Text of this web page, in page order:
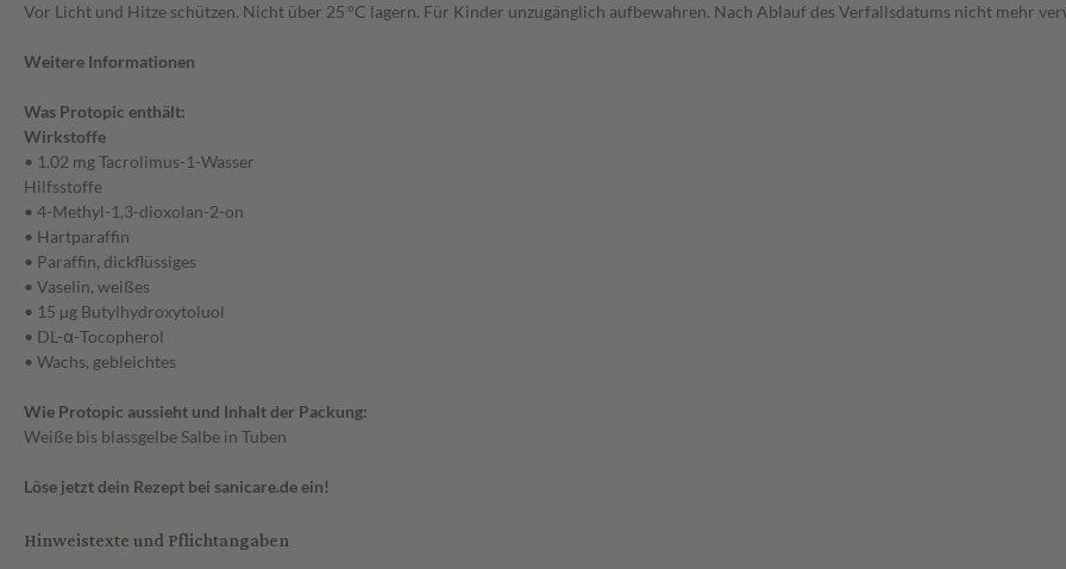
Vor Licht und Hitze schützen. Nicht über 25 °C lagern. Für Kinder unzugänglich aufbewahren. Nach Ablauf des Verfallsdatums nicht mehr
Weitere Informationen
Was Protopic enthält:
Wirkstoffe
• 1.02 mg Tacrolimus-1-Wasser
Hilfsstoffe
• 4-Methyl-1,3-dioxolan-2-on
• Hartparaffin
• Paraffin, dickflüssiges
• Vaselin, weißes
• 15 µg Butylhydroxytoluol
• DL-α-Tocopherol
• Wachs, gebleichtes
Wie Protopic aussieht und Inhalt der Packung:
Weiße bis blassgelbe Salbe in Tuben
Löse jetzt dein Rezept bei sanicare.de ein!
Hinweistexte und Pflichtangaben